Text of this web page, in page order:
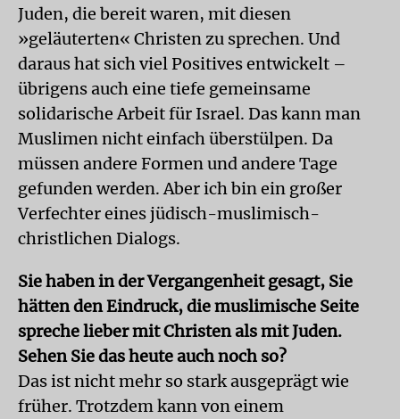
Juden, die bereit waren, mit diesen
»geläuterten« Christen zu sprechen. Und
daraus hat sich viel Positives entwickelt –
übrigens auch eine tiefe gemeinsame
solidarische Arbeit für Israel. Das kann man
Muslimen nicht einfach überstülpen. Da
müssen andere Formen und andere Tage
gefunden werden. Aber ich bin ein großer
Verfechter eines jüdisch-muslimisch-
christlichen Dialogs.
Sie haben in der Vergangenheit gesagt, Sie
hätten den Eindruck, die muslimische Seite
spreche lieber mit Christen als mit Juden.
Sehen Sie das heute auch noch so?
Das ist nicht mehr so stark ausgeprägt wie
früher. Trotzdem kann von einem